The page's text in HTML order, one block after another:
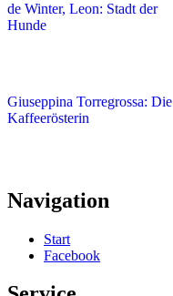
de Winter, Leon: Stadt der
Hunde
Giuseppina Torregrossa: Die
Kaffeerösterin
Navigation
Start
Facebook